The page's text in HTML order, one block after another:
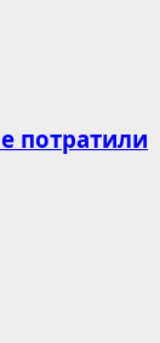
потратили